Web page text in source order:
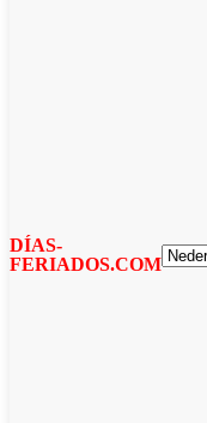
DÍAS-
FERIADOS.COM